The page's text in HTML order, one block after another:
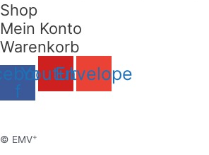
Shop
Mein Konto
Warenkorb
f
YoutubeEnvelope
© EMV+